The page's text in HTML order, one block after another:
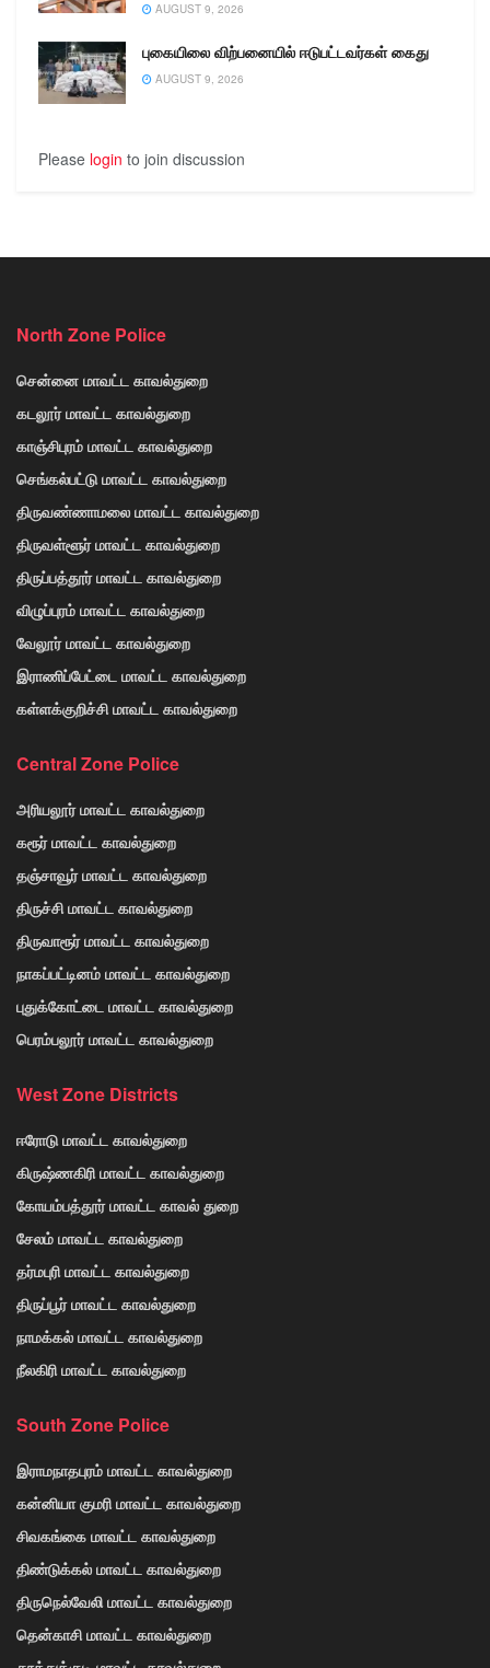
AUGUST 9, 2026
புகையிலை விற்பனையில் ஈடுபட்டவர்கள் கைது
AUGUST 9, 2026
Please login to join discussion
North Zone Police
சென்னை மாவட்ட காவல்துறை
கடலூர் மாவட்ட காவல்துறை
காஞ்சிபுரம் மாவட்ட காவல்துறை
செங்கல்பட்டு மாவட்ட காவல்துறை
திருவண்ணாமலை மாவட்ட காவல்துறை
திருவள்ளூர் மாவட்ட காவல்துறை
திருப்பத்தூர் மாவட்ட காவல்துறை
விழுப்புரம் மாவட்ட காவல்துறை
வேலூர் மாவட்ட காவல்துறை
இராணிப்பேட்டை மாவட்ட காவல்துறை
கள்ளக்குறிச்சி மாவட்ட காவல்துறை
Central Zone Police
அரியலூர் மாவட்ட காவல்துறை
கரூர் மாவட்ட காவல்துறை
தஞ்சாவூர் மாவட்ட காவல்துறை
திருச்சி மாவட்ட காவல்துறை
திருவாரூர் மாவட்ட காவல்துறை
நாகப்பட்டினம் மாவட்ட காவல்துறை
புதுக்கோட்டை மாவட்ட காவல்துறை
பெரம்பலூர் மாவட்ட காவல்துறை
West Zone Districts
ஈரோடு மாவட்ட காவல்துறை
கிருஷ்ணகிரி மாவட்ட காவல்துறை
கோயம்பத்தூர் மாவட்ட காவல் துறை
சேலம் மாவட்ட காவல்துறை
தர்மபுரி மாவட்ட காவல்துறை
திருப்பூர் மாவட்ட காவல்துறை
நாமக்கல் மாவட்ட காவல்துறை
நீலகிரி மாவட்ட காவல்துறை
South Zone Police
இராமநாதபுரம் மாவட்ட காவல்துறை
கன்னியா குமரி மாவட்ட காவல்துறை
சிவகங்கை மாவட்ட காவல்துறை
திண்டுக்கல் மாவட்ட காவல்துறை
திருநெல்வேலி மாவட்ட காவல்துறை
தென்காசி மாவட்ட காவல்துறை